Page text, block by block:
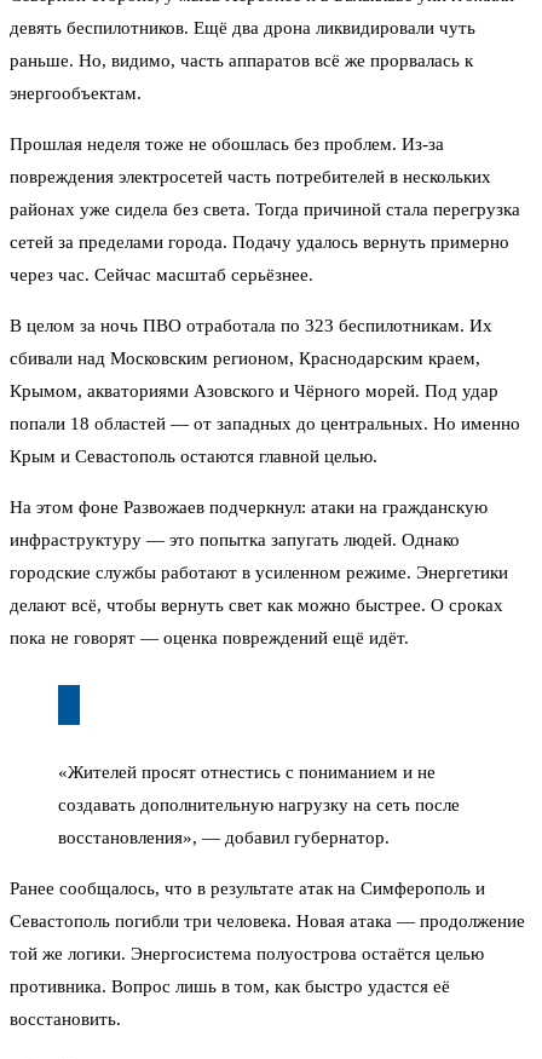
девять беспилотников. Ещё два дрона ликвидировали чуть
раньше. Но, видимо, часть аппаратов всё же прорвалась к
энергообъектам.
Прошлая неделя тоже не обошлась без проблем. Из-за
повреждения электросетей часть потребителей в нескольких
районах уже сидела без света. Тогда причиной стала перегрузка
сетей за пределами города. Подачу удалось вернуть примерно
через час. Сейчас масштаб серьёзнее.
В целом за ночь ПВО отработала по 323 беспилотникам. Их
сбивали над Московским регионом, Краснодарским краем,
Крымом, акваториями Азовского и Чёрного морей. Под удар
попали 18 областей — от западных до центральных. Но именно
Крым и Севастополь остаются главной целью.
На этом фоне Развожаев подчеркнул: атаки на гражданскую
инфраструктуру — это попытка запугать людей. Однако
городские службы работают в усиленном режиме. Энергетики
делают всё, чтобы вернуть свет как можно быстрее. О сроках
пока не говорят — оценка повреждений ещё идёт.
«Жителей просят отнестись с пониманием и не
создавать дополнительную нагрузку на сеть после
восстановления», — добавил губернатор.
Ранее сообщалось, что в результате атак на Симферополь и
Севастополь погибли три человека. Новая атака — продолжение
той же логики. Энергосистема полуострова остаётся целью
противника. Вопрос лишь в том, как быстро удастся её
восстановить.